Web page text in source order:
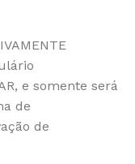
e somente será
de
de